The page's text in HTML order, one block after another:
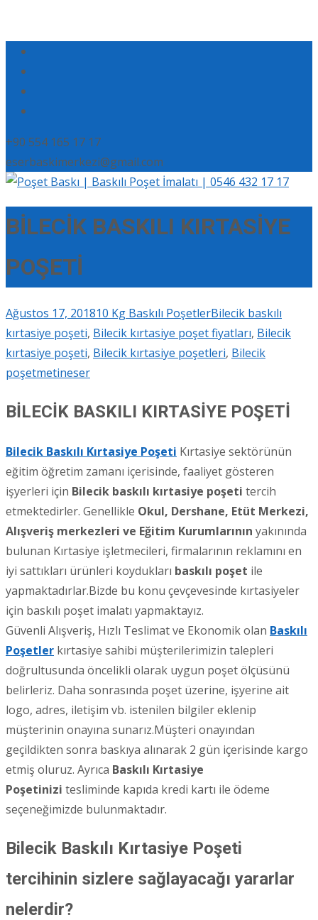
+90 554 165 17 17
eserbaskimerkezi@gmail.com
BİLECİK BASKILI KIRTASİYE
POŞETİ
Ağustos 17, 201810 Kg Baskılı PoşetlerBilecik baskılı
kırtasiye poşeti, Bilecik kırtasiye poşet fiyatları, Bilecik
kırtasiye poşeti, Bilecik kırtasiye poşetleri, Bilecik
poşetmetineser
BİLECİK BASKILI KIRTASİYE POŞETİ
Bilecik Baskılı Kırtasiye Poşeti Kırtasiye sektörünün
eğitim öğretim zamanı içerisinde, faaliyet gösteren
işyerleri için Bilecik baskılı kırtasiye poşeti tercih
etmektedirler. Genellikle Okul, Dershane, Etüt Merkezi,
Alışveriş merkezleri ve Eğitim Kurumlarının yakınında
bulunan Kırtasiye işletmecileri, firmalarının reklamını en
iyi sattıkları ürünleri koydukları baskılı poşet ile
yapmaktadırlar.Bizde bu konu çevçevesinde kırtasiyeler
için baskılı poşet imalatı yapmaktayız.
Güvenli Alışveriş, Hızlı Teslimat ve Ekonomik olan Baskılı
Poşetler kırtasiye sahibi müşterilerimizin talepleri
doğrultusunda öncelikli olarak uygun poşet ölçüsünü
belirleriz. Daha sonrasında poşet üzerine, işyerine ait
logo, adres, iletişim vb. istenilen bilgiler eklenip
müşterinin onayına sunarız.Müşteri onayından
geçildikten sonra baskıya alınarak 2 gün içerisinde kargo
etmiş oluruz. Ayrıca Baskılı Kırtasiye
Poşetinizi tesliminde kapıda kredi kartı ile ödeme
seçeneğimizde bulunmaktadır.
Bilecik Baskılı Kırtasiye Poşeti
tercihinin sizlere sağlayacağı yararlar
nelerdir?